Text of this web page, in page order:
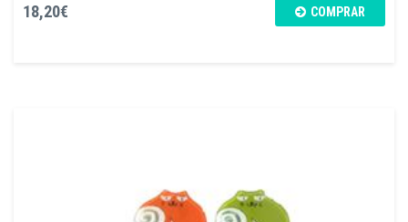
18,20€ COMPRAR